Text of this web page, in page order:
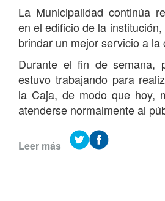
La Municipalidad continúa
en el edificio de la
brindar un mejor servicio a la
Durante el fin de semana,
estuvo trabajando para
la Caja, de modo que hoy,
atenderse normalmente al
Leer más de